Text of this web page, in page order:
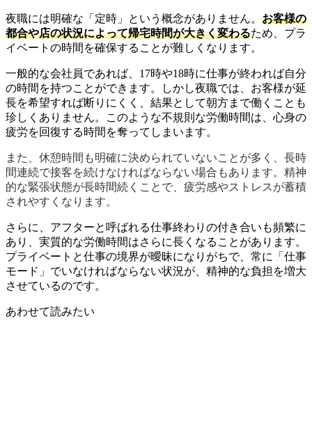
夜職には明確な「定時」という概念がありません。 お客様の
都合や店の状況によって帰宅時間が大きく変わるため、プラ
イベートの時間を確保することが難しくなります。
一般的な会社員であれば、17時や18時に仕事が終われば自分
の時間を持つことができます。しかし夜職では、お客様が延
長を希望すれば断りにくく、結果として朝方まで働くことも
珍しくありません。このような不規則な労働時間は、心身の
疲労を回復する時間を奪ってしまいます。
また、休憩時間も明確に決められていないことが多く、長時
間連続で接客を続けなければならない場合もあります。精神
的な緊張状態が長時間続くことで、疲労感やストレスが蓄積
されやすくなります。
さらに、アフターと呼ばれる仕事終わりの付き合いも頻繁に
あり、実質的な労働時間はさらに長くなることがあります。
プライベートと仕事の境界が曖昧になりがちで、常に「仕事
モード」でいなければならない状況が、精神的な負担を増大
させているのです。
あわせて読みたい